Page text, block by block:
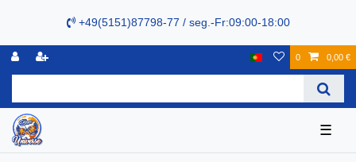
+49(5151)87798-77 / seg.-Fr:09:00-18:00
0 0,00 €
☰